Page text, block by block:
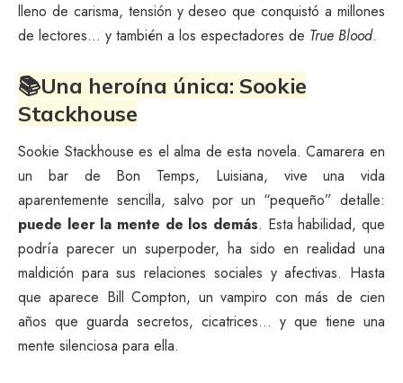
lleno de carisma, tensión y deseo que conquistó a millones
de lectores… y también a los espectadores de True Blood.
📚Una heroína única: Sookie
Stackhouse
Sookie Stackhouse es el alma de esta novela. Camarera en
un bar de Bon Temps, Luisiana, vive una vida
aparentemente sencilla, salvo por un “pequeño” detalle:
puede leer la mente de los demás. Esta habilidad, que
podría parecer un superpoder, ha sido en realidad una
maldición para sus relaciones sociales y afectivas. Hasta
que aparece Bill Compton, un vampiro con más de cien
años que guarda secretos, cicatrices… y que tiene una
mente silenciosa para ella.